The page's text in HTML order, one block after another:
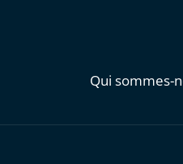
Qui sommes-